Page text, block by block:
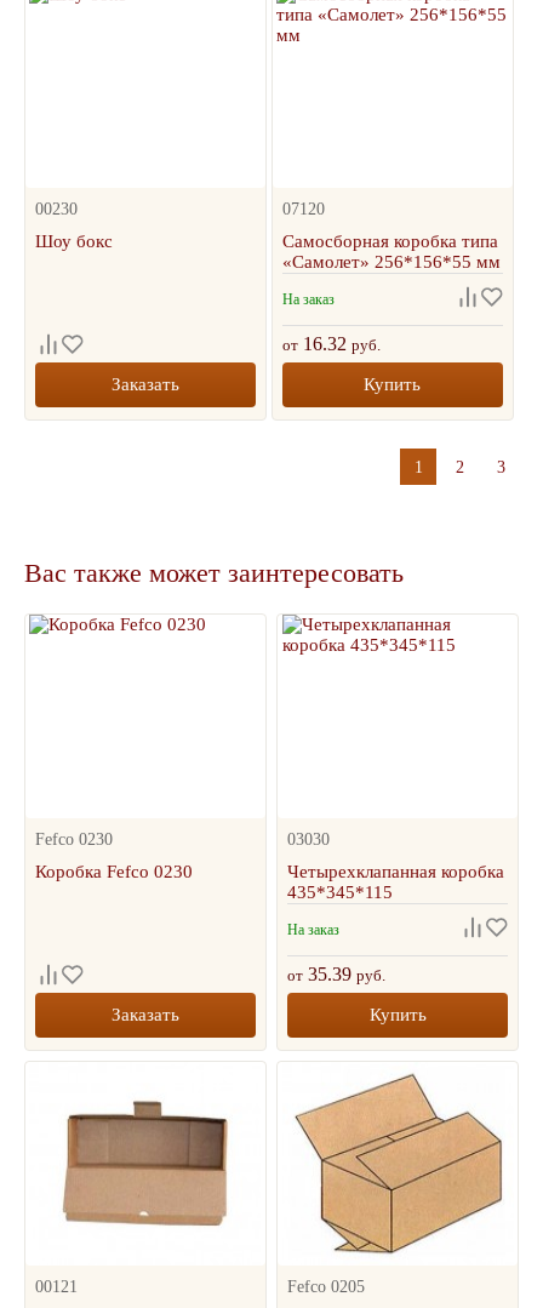
00230
Шоу бокс
Заказать
07120
Самосборная коробка типа
«Самолет» 256*156*55 мм
На заказ
от 16.32 руб.
Купить
1 2 3
Вас также может заинтересовать
Fefco 0230
Коробка Fefco 0230
Заказать
03030
Четырехклапанная коробка
435*345*115
На заказ
от 35.39руб.
Купить
00121 Fefco 0205